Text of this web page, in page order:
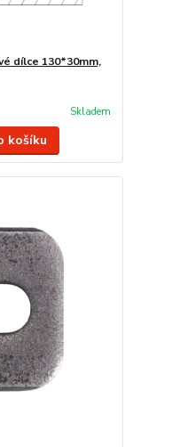
dílce 130*30mm,
Skladem
košíku